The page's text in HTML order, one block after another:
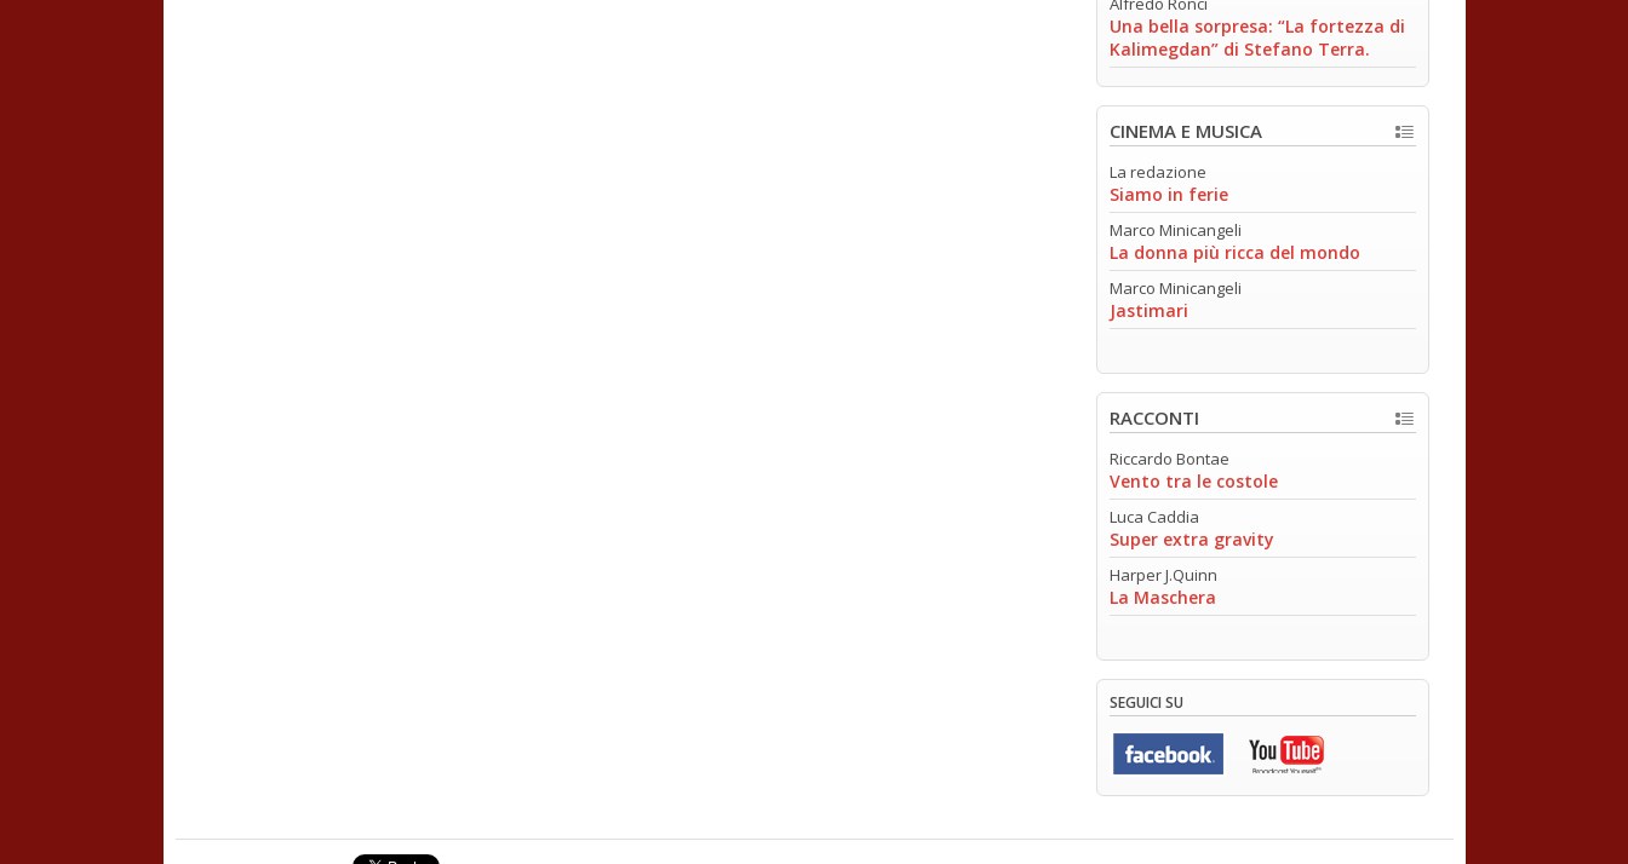
Una bella sorpresa: “La fortezza di
Kalimegdan” di Stefano Terra.
CINEMA E MUSICA
La redazione
Siamo in ferie
Marco Minicangeli
La donna più ricca del mondo
Marco Minicangeli
Jastimari
RACCONTI
Riccardo Bontae
Vento tra le costole
Luca Caddia
Super extra gravity
Harper J.Quinn
La Maschera
SEGUICI SU